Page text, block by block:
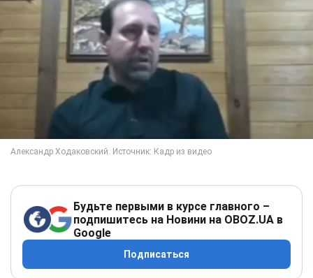
Будьте первыми в курсе главного –
подпишитесь на Новини на OBOZ.UA в
Google
Подписаться